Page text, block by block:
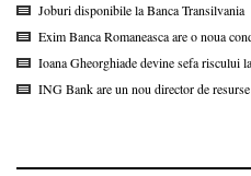
Joburi disponibile la Banca Transilvania
Exim Banca Romaneasca are o noua
Ioana Gheorghiade devine sefa riscului
ING Bank are un nou director de